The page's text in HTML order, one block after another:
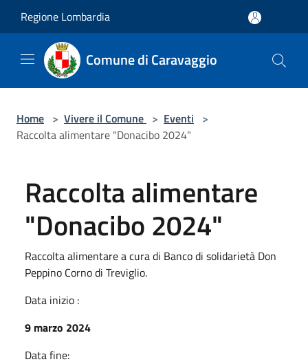
Regione Lombardia
Comune di Caravaggio
Home > Vivere il Comune > Eventi >
Raccolta alimentare "Donacibo 2024"
Raccolta alimentare
"Donacibo 2024"
Raccolta alimentare a cura di Banco di solidarietà Don
Peppino Corno di Treviglio.
Data inizio :
9 marzo 2024
Data fine: